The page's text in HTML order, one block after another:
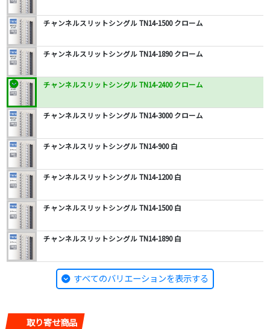
チャンネルスリットシングル TN14-1500 クローム
チャンネルスリットシングル TN14-1890 クローム
チャンネルスリットシングル TN14-2400 クローム
チャンネルスリットシングル TN14-3000 クローム
チャンネルスリットシングル TN14-900 白
チャンネルスリットシングル TN14-1200 白
チャンネルスリットシングル TN14-1500 白
チャンネルスリットシングル TN14-1890 白
すべてのバリエーションを表示する
取り寄せ商品